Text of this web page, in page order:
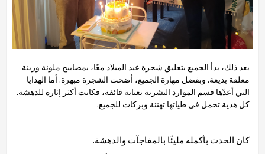
بعد ذلك، بدأ الجميع بتعليق شجرة عيد الميلاد معًا، بمصابيح ملونة وزينة
معلقة بديعة. وبفضل مهارة الجميع، أضحت الشجرة مبهرة. أما الهدايا
التي أعدّها قسم الموارد البشرية بعناية فائقة، فكانت أكثر إثارة للدهشة.
كل هدية تحمل في طياتها تهنئة وبركات للجميع.
كان الحدث بأكمله مليئًا بالمفاجآت والدهشة.